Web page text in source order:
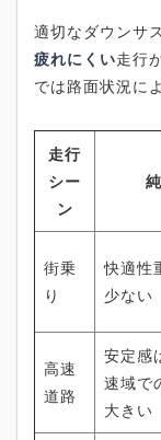
適切なダウンサ
疲れにくい走行
では路面状況に
走行
シー
ン
街乗
り
快適性
少ない
高速
道路
安定感
速域で
大きい